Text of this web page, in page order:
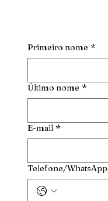
Primeiro nome *
Último nome *
E-mail *
Telefone/WhatsApp